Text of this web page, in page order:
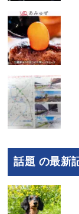
話題 の最新